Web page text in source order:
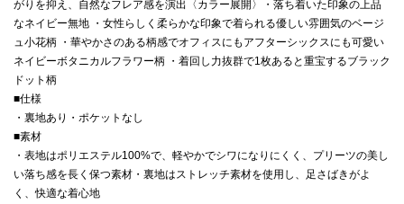
がりを抑え、自然なフレア感を演出〈カラー展開〉・落ち着いた印象の上品
なネイビー無地 ・女性らしく柔らかな印象で着られる優しい雰囲気のベージ
ュ小花柄 ・華やかさのある柄感でオフィスにもアフターシックスにも可愛い
ネイビーボタニカルフラワー柄 ・着回し力抜群で1枚あると重宝するブラック
ドット柄
■仕様
・裏地あり・ポケットなし
■素材
・表地はポリエステル100%で、軽やかでシワになりにくく、プリーツの美し
い落ち感を長く保つ素材・裏地はストレッチ素材を使用し、足さばきがよ
く、快適な着心地